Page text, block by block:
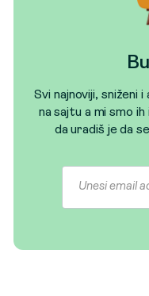
Svi najnoviji, sniženi
na sajtu a mi smo
da uradiš je da